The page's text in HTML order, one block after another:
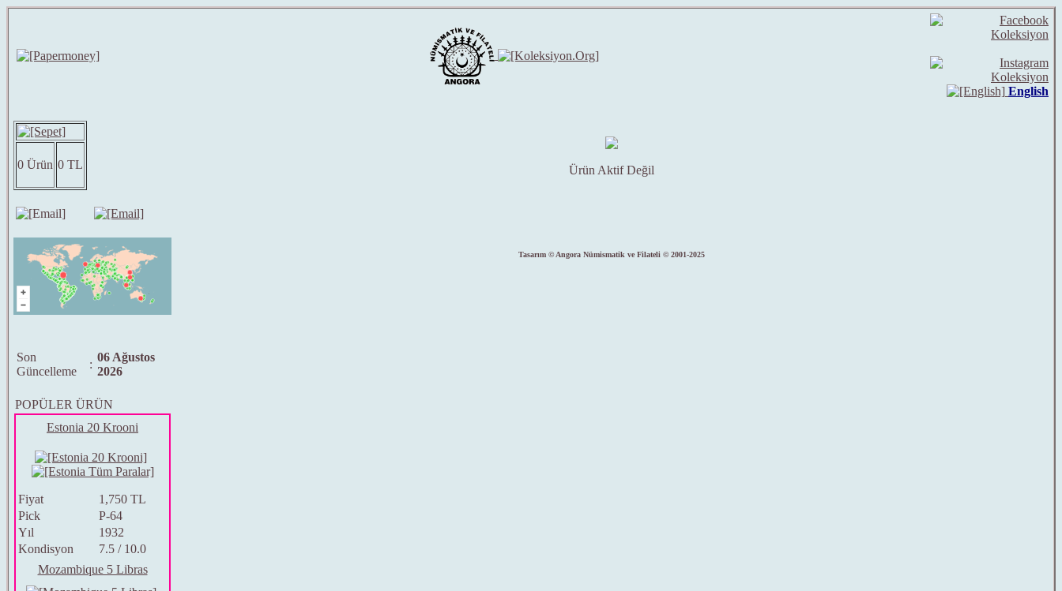
English
0 Ürün 0 TL
Son
Güncelleme
:
06 Ağustos
2026
POPÜLER ÜRÜN
Estonia 20 Krooni
Fiyat
1,750 TL
Pick
P-64
Yıl
1932
Kondisyon
7.5 / 10.0
Mozambique 5 Libras
Ürün Aktif Değil
Tasarım © Angora Nümismatik ve Filateli © 2001-2025